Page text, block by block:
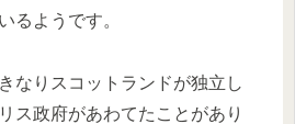
るようです。
なりスコットランドが独立し
ス政府があわてたことがあり